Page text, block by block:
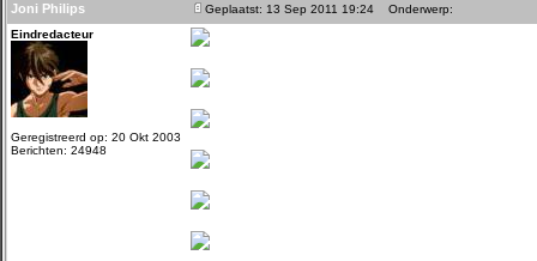
Joni Philips Geplaatst: 13 Sep 2011 19:24
Onderwerp:
Eindredacteur
Geregistreerd op: 20 Okt 2003
Berichten: 24948